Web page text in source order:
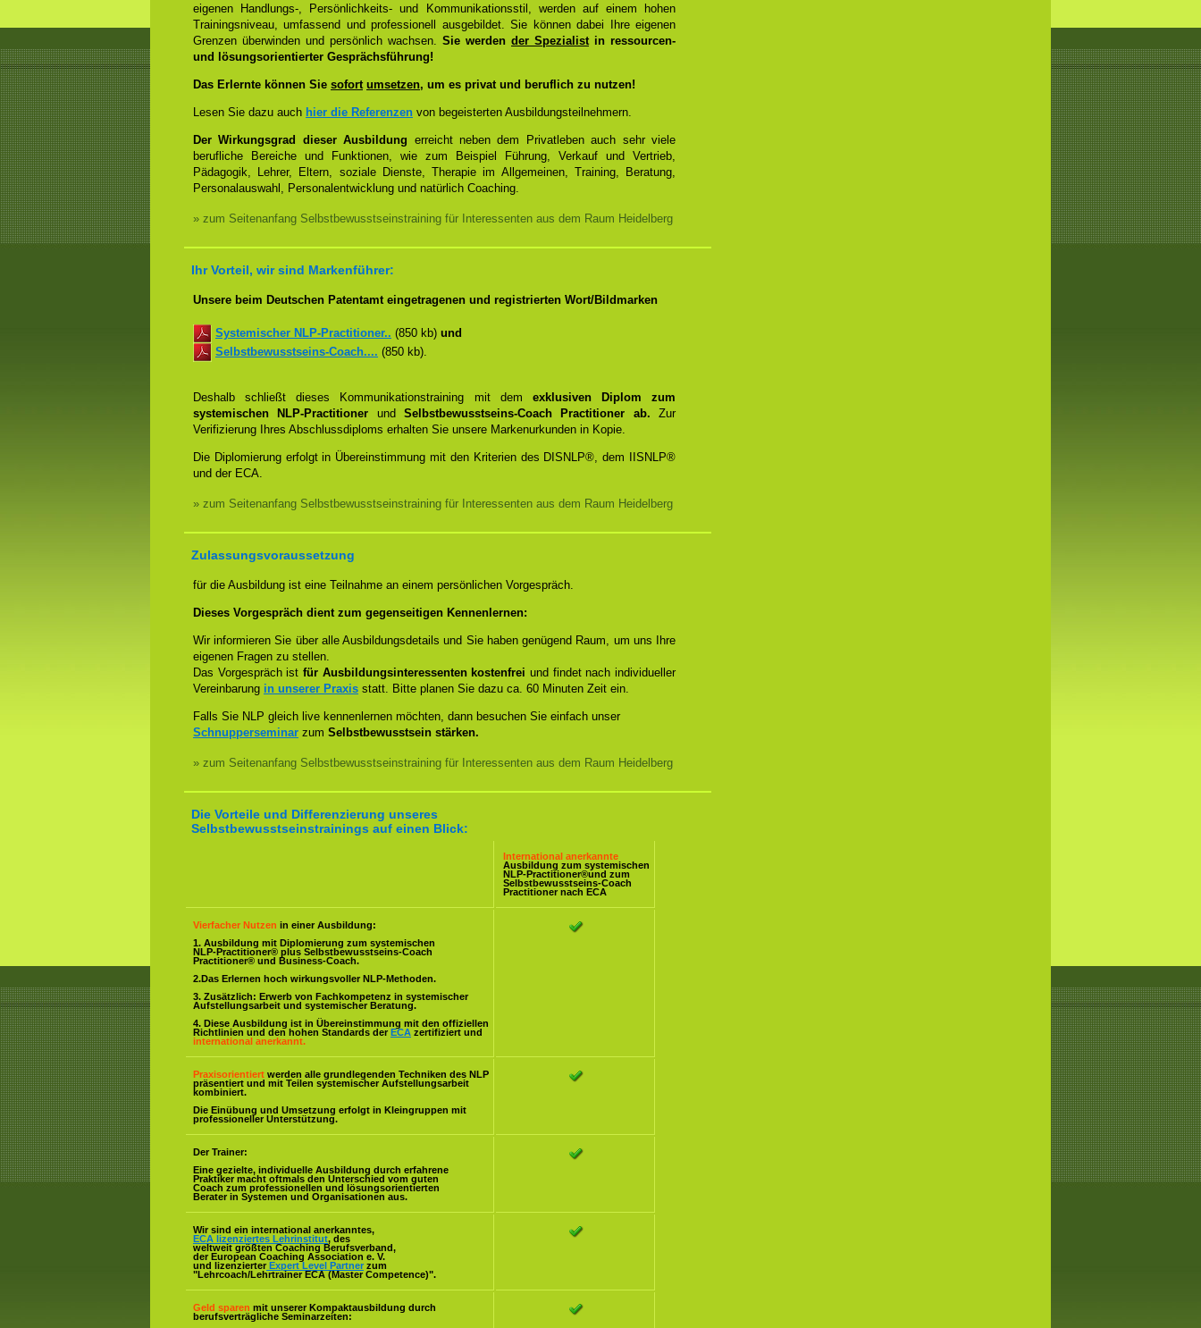
eigenen Handlungs-, Persönlichkeits- und Kommunikationsstil, werden auf einem hohen
Trainingsniveau, umfassend und professionell ausgebildet. Sie können dabei Ihre eigenen
Grenzen überwinden und persönlich wachsen. Sie werden der Spezialistin ressourcen-
und lösungsorientierter Gesprächsführung!
Das Erlernte können Sie sofort umsetzen, um es privat und beruflich zu nutzen!
Lesen Sie dazu auch hier die Referenzen von begeisterten Ausbildungsteilnehmern.
Der Wirkungsgrad dieser Ausbildung erreicht neben dem Privatleben auch sehr viele
berufliche Bereiche und Funktionen, wie zum Beispiel Führung, Verkauf und Vertrieb,
Pädagogik, Lehrer, Eltern, soziale Dienste, Therapie im Allgemeinen, Training, Beratung,
Personalauswahl, Personalentwicklung und natürlich Coaching.
» zum Seitenanfang Selbstbewusstseinstraining für Interessenten aus dem Raum Heidelberg
Ihr Vorteil, wir sind Markenführer:
Unsere beim Deutschen Patentamt eingetragenen und registrierten Wort/Bildmarken
Systemischer NLP-Practitioner.. (850 kb) und
Selbstbewusstseins-Coach.... (850 kb).
Deshalb schließt dieses Kommunikationstraining mit dem exklusiven Diplom zum
systemischen NLP-Practitioner undSelbstbewusstseins-Coach Practitioner ab.Zur
Verifizierung Ihres Abschlussdiploms erhalten Sie unsere Markenurkunden in Kopie.
Die Diplomierung erfolgt in Übereinstimmung mit den Kriterien des DISNLP®, dem IISNLP®
und der ECA.
» zum Seitenanfang Selbstbewusstseinstraining für Interessenten aus dem Raum Heidelberg
Zulassungsvoraussetzung
für die Ausbildung ist eine Teilnahme an einem persönlichen Vorgespräch.
Dieses Vorgespräch dient zum gegenseitigen Kennenlernen:
Wir informieren Sie über alle Ausbildungsdetails und Sie haben genügend Raum, um uns Ihre
eigenen Fragen zu stellen.
Das Vorgespräch ist für Ausbildungsinteressenten kostenfrei und findet nach individueller
Vereinbarung in unserer Praxis statt. Bitte planen Sie dazu ca. 60 Minuten Zeit ein.
Falls Sie NLP gleich live kennenlernen möchten, dann besuchen Sie einfach unser
Schnupperseminar zum Selbstbewusstsein stärken.
» zum Seitenanfang Selbstbewusstseinstraining für Interessenten aus dem Raum Heidelberg
Die Vorteile und Differenzierung unseres
Selbstbewusstseinstrainings auf einen Blick:
International anerkannte
Ausbildung zum systemischen
NLP-Practitioner®und zum
Selbstbewusstseins-Coach
Practitioner nach ECA
Vierfacher Nutzen in einer Ausbildung:
1. Ausbildung mit Diplomierung zum systemischen
NLP-Practitioner® plus Selbstbewusstseins-Coach
Practitioner® und Business-Coach.
2.Das Erlernen hoch wirkungsvoller NLP-Methoden.
3. Zusätzlich: Erwerb von Fachkompetenz in systemischer
Aufstellungsarbeit und systemischer Beratung.
4. Diese Ausbildung ist in Übereinstimmung mit den offiziellen
Richtlinien und den hohen Standards der ECA zertifiziert und
international anerkannt.
Praxisorientiert werden alle grundlegenden Techniken des NLP
präsentiert und mit Teilen systemischer Aufstellungsarbeit
kombiniert.
Die Einübung und Umsetzung erfolgt in Kleingruppen mit
professioneller Unterstützung.
Der Trainer:
Eine gezielte, individuelle Ausbildung durch erfahrene
Praktiker macht oftmals den Unterschied vom guten
Coach zum professionellen und lösungsorientierten
Berater in Systemen und Organisationen aus.
Wir sind ein international anerkanntes,
ECA lizenziertes Lehrinstitut, des
weltweit größten Coaching Berufsverband,
der European Coaching Association e. V.
und lizenzierter Expert Level Partner zum
"Lehrcoach/Lehrtrainer ECA (Master Competence)".
Geld sparen mit unserer Kompaktausbildung durch
berufsverträgliche Seminarzeiten: